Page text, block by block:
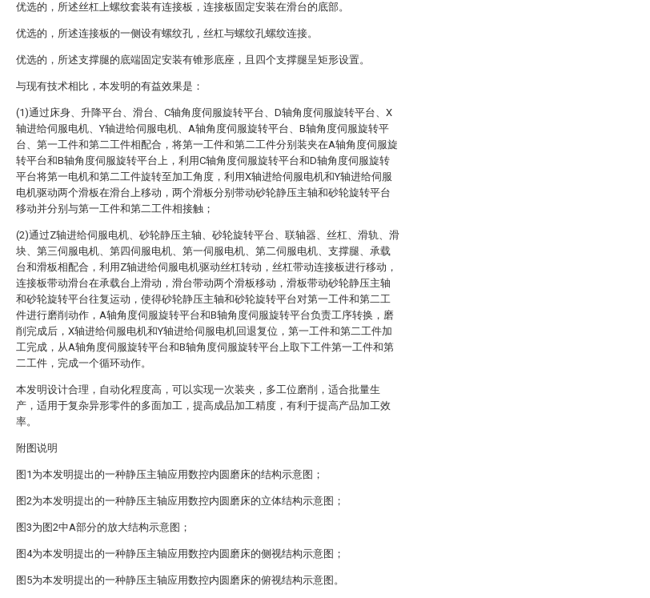
优选的，所述丝杠上螺纹套装有连接板，连接板固定安装在滑台的底部。
优选的，所述连接板的一侧设有螺纹孔，丝杠与螺纹孔螺纹连接。
优选的，所述支撑腿的底端固定安装有锥形底座，且四个支撑腿呈矩形设置。
与现有技术相比，本发明的有益效果是：
(1)通过床身、升降平台、滑台、C轴角度伺服旋转平台、D轴角度伺服旋转平台、X
轴进给伺服电机、Y轴进给伺服电机、A轴角度伺服旋转平台、B轴角度伺服旋转平
台、第一工件和第二工件相配合，将第一工件和第二工件分别装夹在A轴角度伺服旋
转平台和B轴角度伺服旋转平台上，利用C轴角度伺服旋转平台和D轴角度伺服旋转
平台将第一电机和第二工件旋转至加工角度，利用X轴进给伺服电机和Y轴进给伺服
电机驱动两个滑板在滑台上移动，两个滑板分别带动砂轮静压主轴和砂轮旋转平台
移动并分别与第一工件和第二工件相接触；
(2)通过Z轴进给伺服电机、砂轮静压主轴、砂轮旋转平台、联轴器、丝杠、滑轨、滑
块、第三伺服电机、第四伺服电机、第一伺服电机、第二伺服电机、支撑腿、承载
台和滑板相配合，利用Z轴进给伺服电机驱动丝杠转动，丝杠带动连接板进行移动，
连接板带动滑台在承载台上滑动，滑台带动两个滑板移动，滑板带动砂轮静压主轴
和砂轮旋转平台往复运动，使得砂轮静压主轴和砂轮旋转平台对第一工件和第二工
件进行磨削动作，A轴角度伺服旋转平台和B轴角度伺服旋转平台负责工序转换，磨
削完成后，X轴进给伺服电机和Y轴进给伺服电机回退复位，第一工件和第二工件加
工完成，从A轴角度伺服旋转平台和B轴角度伺服旋转平台上取下工件第一工件和第
二工件，完成一个循环动作。
本发明设计合理，自动化程度高，可以实现一次装夹，多工位磨削，适合批量生
产，适用于复杂异形零件的多面加工，提高成品加工精度，有利于提高产品加工效
率。
附图说明
图1为本发明提出的一种静压主轴应用数控内圆磨床的结构示意图；
图2为本发明提出的一种静压主轴应用数控内圆磨床的立体结构示意图；
图3为图2中A部分的放大结构示意图；
图4为本发明提出的一种静压主轴应用数控内圆磨床的侧视结构示意图；
图5为本发明提出的一种静压主轴应用数控内圆磨床的俯视结构示意图。